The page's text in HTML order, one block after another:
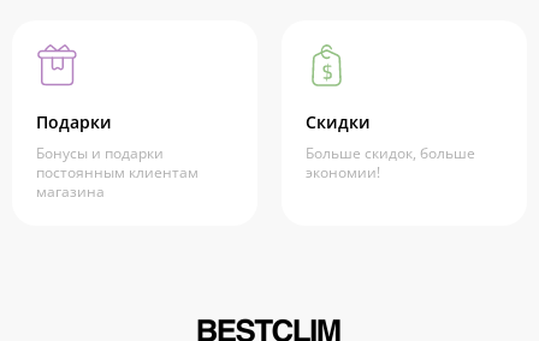
Подарки
Бонусы и подарки
постоянным клиентам
магазина
Скидки
Больше скидок, больше
экономии!